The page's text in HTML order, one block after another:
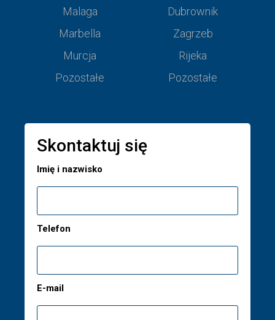
Malaga
Marbella
Murcja
Pozostałe
Dubrownik
Zagrzeb
Rijeka
Pozostałe
Skontaktuj się
Imię i nazwisko
Telefon
E-mail